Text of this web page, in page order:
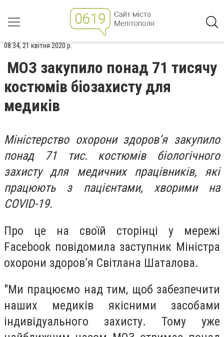
08:34, 21 квітня 2020 р.
МОЗ закупило понад 71 тисячу
костюмів біозахисту для
медиків
Міністерство охорони здоров’я закупило
понад 71 тис. костюмів біологічного
захисту для медичних працівників, які
працюють з пацієнтами, хворими на
COVID-19.
Про це на своїй сторінці у мережі
Facebook повідомила заступник Міністра
охорони здоров’я Світлана Шаталова.
"Ми працюємо над тим, щоб забезпечити
наших медиків якісними засобами
індивідуального захисту. Тому уже